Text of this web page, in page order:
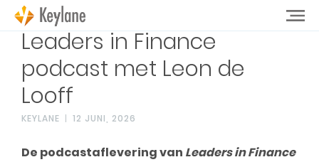
Leaders in Finance
podcast met Leon de
Looff
KEYLANE 12 JUNI, 2026
De podcastaflevering van Leaders in Finance